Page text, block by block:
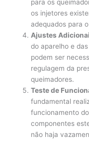
para os
os injetores
adequados para
Ajustes
do aparelho e
podem ser
regulagem da
queimadores.
Teste de
fundamental
funcionamento
componentes
não haja